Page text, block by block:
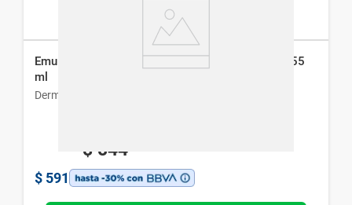
Emulsión Hidratante Dermur-Ea para Piel Seca x 55
ml
Dermur
$ 844
$ 591